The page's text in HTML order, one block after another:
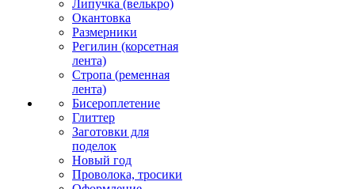
Липучка (велькро)
Окантовка
Размерники
Регилин (корсетная
лента)
Стропа (ременная
лента)
Бисероплетение
Глиттер
Заготовки для
поделок
Новый год
Проволока, тросики